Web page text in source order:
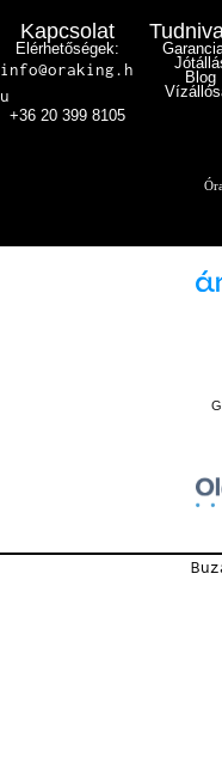
Kapcsolat
Elérhetőségek:
info@oraking.h
u
+36 20 399 8105
Blog